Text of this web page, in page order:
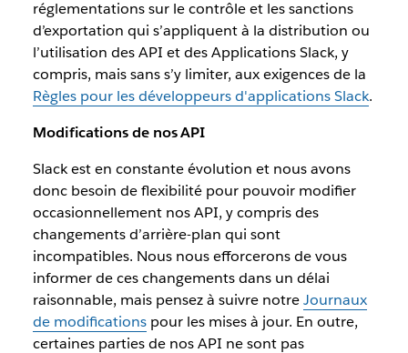
réglementations sur le contrôle et les sanctions
d’exportation qui s’appliquent à la distribution ou
l’utilisation des API et des Applications Slack, y
compris, mais sans s’y limiter, aux exigences de la
Règles pour les développeurs d'applications Slack.
Modifications de nos API
Slack est en constante évolution et nous avons
donc besoin de flexibilité pour pouvoir modifier
occasionnellement nos API, y compris des
changements d’arrière-plan qui sont
incompatibles. Nous nous efforcerons de vous
informer de ces changements dans un délai
raisonnable, mais pensez à suivre notreJournaux
de modificationspour les mises à jour. En outre,
certaines parties de nos API ne sont pas